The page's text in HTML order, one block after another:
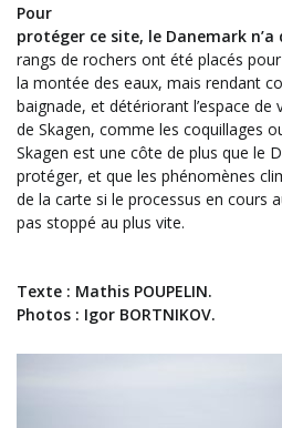
Pour
protéger ce site, le Danemark n’a
rangs de rochers ont été placés
la montée des eaux, mais rendant
baignade, et détériorant l’espace de
de Skagen, comme les coquillages
Skagen est une côte de plus que le
protéger, et que les phénomènes
de la carte si le processus en cours
pas stoppé au plus vite.
Texte : Mathis POUPELIN.
Photos : Igor BORTNIKOV.